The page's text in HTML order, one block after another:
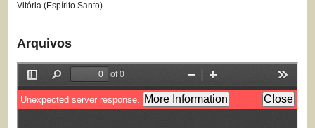
Vitória (Espírito Santo)
Arquivos